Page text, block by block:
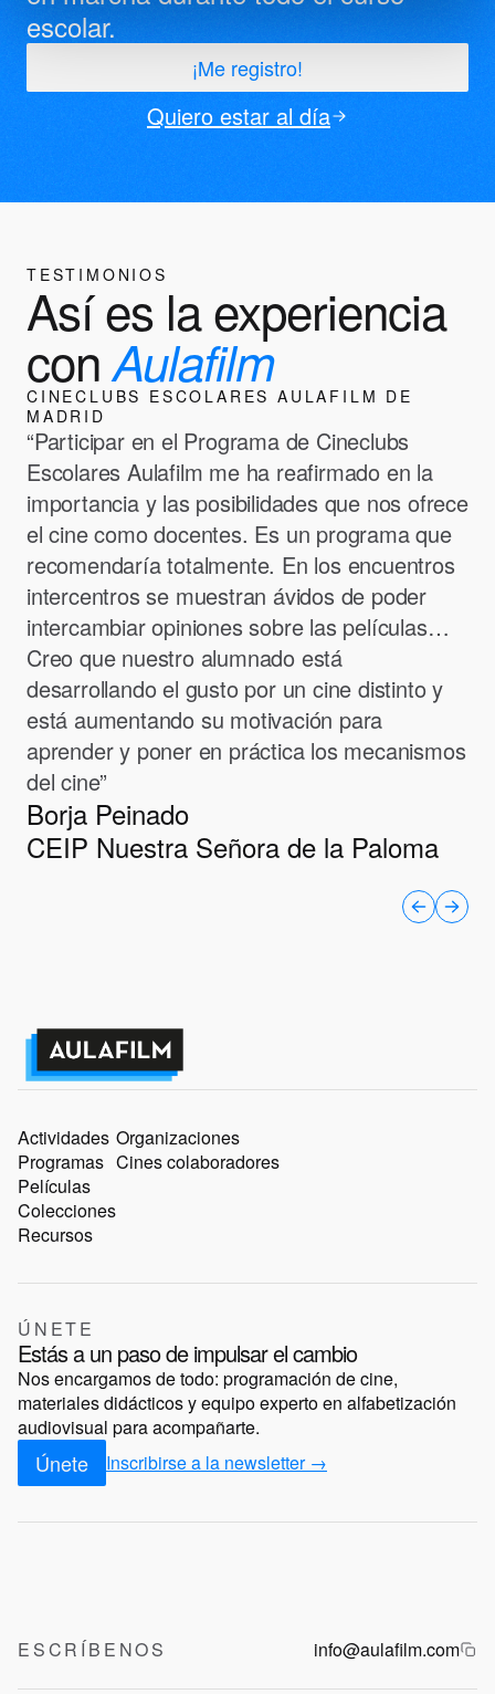
escolar.
¡Me registro!
Quiero estar al día
TESTIMONIOS
Así es la experiencia
conAulafilm
CINECLUBS ESCOLARES AULAFILM DE
MADRID
“Participar en el Programa de Cineclubs
Escolares Aulafilm me ha reafirmado en la
importancia y las posibilidades que nos ofrece
el cine como docentes. Es un programa que
recomendaría totalmente. En los encuentros
intercentros se muestran ávidos de poder
intercambiar opiniones sobre las películas…
Creo que nuestro alumnado está
desarrollando el gusto por un cine distinto y
está aumentando su motivación para
aprender y poner en práctica los mecanismos
del cine”
Borja Peinado
CEIP Nuestra Señora de la Paloma
Actividades
Programas
Películas
Colecciones
Recursos
Organizaciones
Cines colaboradores
ÚNETE
Estás a un paso de impulsar el cambio
Nos encargamos de todo: programación de cine,
materiales didácticos y equipo experto en alfabetización
audiovisual para acompañarte.
Únete Inscribirse a la newsletter →
ESCRÍBENOS info@aulafilm.com